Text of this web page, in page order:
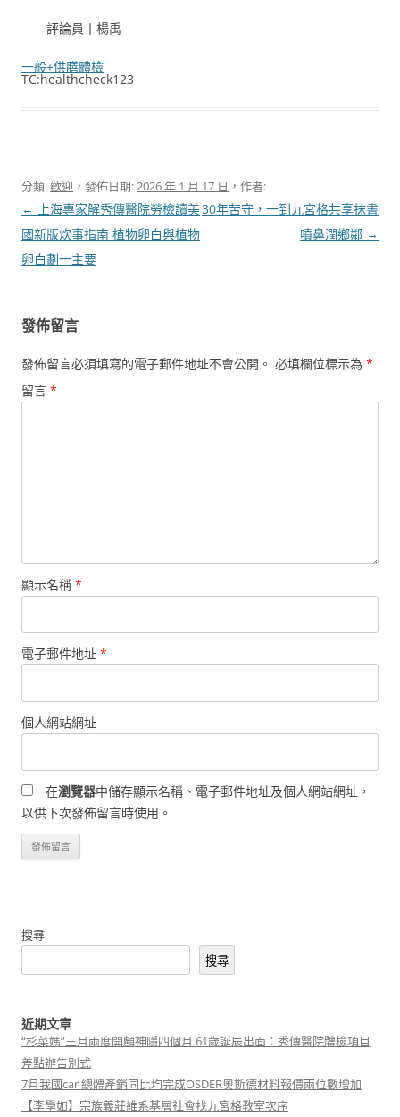
評論員丨楊禹
一般+供膳體檢
TC:healthcheck123
分類:歡迎 ，發佈日期:2026 年 1 月 17 日 ，作者:
文
章
導
←
上海專家解秀傳醫院勞檢讀美
國新版炊事指南 植物卵白與植物
卵白劃一主要
30年苦守，一到九宮格共享抹書
噴鼻潤鄉鄰 →
發佈留言
發佈留言必須填寫的電子郵件地址不會公開。 必填欄位標示為 *
留言 *
顯示名稱 *
電子郵件地址 *
個人網站網址
在瀏覽器中儲存顯示名稱、電子郵件地址及個人網站網址，
以供下次發佈留言時使用。
搜尋
搜尋
近期文章
“杉菜媽”王月兩度開顱神隱四個月 61歲誕辰出面：秀傳醫院體檢項目
差點辦告別式
7月我國car 總體產銷同比均完成OSDER奧斯德材料報價兩位數增加
【李學如】宗族義莊維系基層社會找九宮格教室次序